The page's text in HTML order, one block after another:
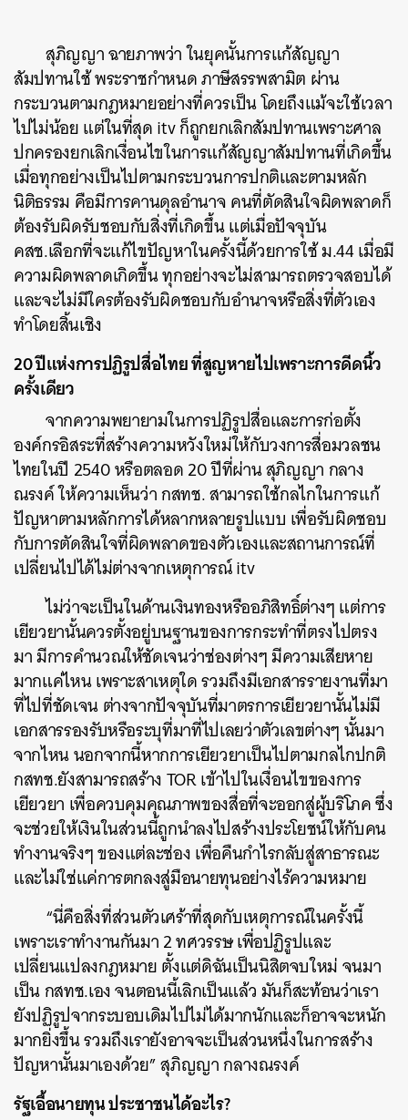
สุภิญญา ฉายภาพว่า ในยุคนั้นการแก้สัญญา
สัมปทานใช้ พระราชกำหนด ภาษีสรรพสามิต ผ่าน
กระบวนตามกฎหมายอย่างที่ควรเป็น โดยถึงแม้จะใช้เวลา
ไปไม่น้อย แต่ในที่สุด itv ก็ถูกยกเลิกสัมปทานเพราะศาล
ปกครองยกเลิกเงื่อนไขในการแก้สัญญาสัมปทานที่เกิดขึ้น
เมื่อทุกอย่างเป็นไปตามกระบวนการปกติและตามหลัก
นิติธรรม คือมีการคานดุลอำนาจ คนที่ตัดสินใจผิดพลาดก็
ต้องรับผิดรับชอบกับสิ่งที่เกิดขึ้น แต่เมื่อปัจจุบัน
คสช.เลือกที่จะแก้ไขปัญหาในครั้งนี้ด้วยการใช้ ม.44 เมื่อมี
ความผิดพลาดเกิดขึ้น ทุกอย่างจะไม่สามารถตรวจสอบได้
และจะไม่มีใครต้องรับผิดชอบกับอำนาจหรือสิ่งที่ตัวเอง
ทำโดยสิ้นเชิง
20 ปีแห่งการปฏิรูปสื่อไทย ที่สูญหายไปเพราะการดีดนิ้ว
ครั้งเดียว
จากความพยายามในการปฏิรูปสื่อและการก่อตั้ง
องค์กรอิสระที่สร้างความหวังใหม่ให้กับวงการสื่อมวลชน
ไทยในปี 2540 หรือตลอด 20 ปีที่ผ่าน สุภิญญา กลาง
ณรงค์ ให้ความเห็นว่า กสทช. สามารถใช้กลไกในการแก้
ปัญหาตามหลักการได้หลากหลายรูปแบบ เพื่อรับผิดชอบ
กับการตัดสินใจที่ผิดพลาดของตัวเองและสถานการณ์ที่
เปลี่ยนไปได้ไม่ต่างจากเหตุการณ์ itv
ไม่ว่าจะเป็นในด้านเงินทองหรืออภิสิทธิ์ต่างๆ แต่การ
เยียวยานั้นควรตั้งอยู่บนฐานของการกระทำที่ตรงไปตรง
มา มีการคำนวณให้ชัดเจนว่าช่องต่างๆ มีความเสียหาย
มากแค่ไหน เพราะสาเหตุใด รวมถึงมีเอกสารรายงานที่มา
ที่ไปที่ชัดเจน ต่างจากปัจจุบันที่มาตรการเยียวยานั้นไม่มี
เอกสารรองรับหรือระบุที่มาที่ไปเลยว่าตัวเลขต่างๆ นั้นมา
จากไหน นอกจากนี้หากการเยียวยาเป็นไปตามกลไกปกติ
กสทช.ยังสามารถสร้าง TOR เข้าไปในเงื่อนไขของการ
เยียวยา เพื่อควบคุมคุณภาพของสื่อที่จะออกสู่ผู้บริโภค ซึ่ง
จะช่วยให้เงินในส่วนนี้ถูกนำลงไปสร้างประโยชน์ให้กับคน
ทำงานจริงๆ ของแต่ละช่อง เพื่อคืนกำไรกลับสู่สาธารณะ
และไม่ใช่แค่การตกลงสู่มือนายทุนอย่างไร้ความหมาย
“นี่คือสิ่งที่ส่วนตัวเศร้าที่สุดกับเหตุการณ์ในครั้งนี้
เพราะเราทำงานกันมา 2 ทศวรรษ เพื่อปฏิรูปและ
เปลี่ยนแปลงกฎหมาย ตั้งแต่ดิฉันเป็นนิสิตจบใหม่ จนมา
เป็น กสทช.เอง จนตอนนี้เลิกเป็นแล้ว มันก็สะท้อนว่าเรา
ยังปฏิรูปจากระบอบเดิมไปไม่ได้มากนักและก็อาจจะหนัก
มากยิ่งขึ้น รวมถึงเรายังอาจจะเป็นส่วนหนึ่งในการสร้าง
ปัญหานั้นมาเองด้วย” สุภิญญา กลางณรงค์
รัฐเอื้อนายทุน ประชาชนได้อะไร?
ค้นหา
SHARE TWEET LINE EMAIL